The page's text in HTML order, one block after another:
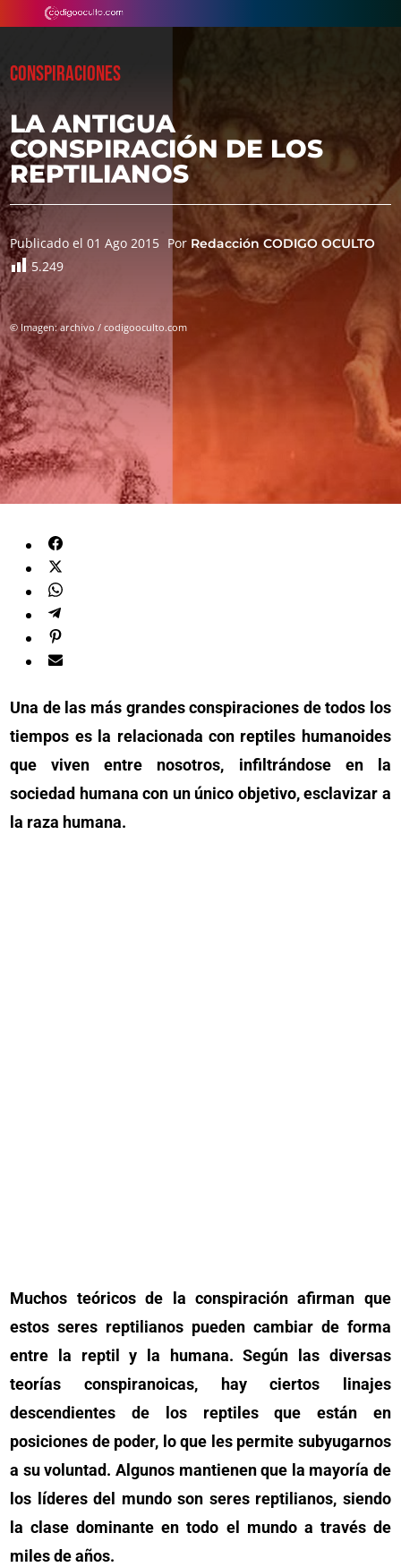
CONSPIRACIONES
LA ANTIGUA
CONSPIRACIÓN DE LOS
REPTILIANOS
Publicado el 01 Ago 2015 Por Redacción CODIGO OCULTO
5.249
© Imagen: archivo / codigooculto.com
Una de las más grandes conspiraciones de todos los
tiempos es la relacionada con reptiles humanoides
que viven entre nosotros, infiltrándose en la
sociedad humana con un único objetivo, esclavizar a
la raza humana.
Muchos teóricos de la conspiración afirman que
estos seres reptilianos pueden cambiar de forma
entre la reptil y la humana. Según las diversas
teorías conspiranoicas, hay ciertos linajes
descendientes de los reptiles que están en
posiciones de poder, lo que les permite subyugarnos
a su voluntad. Algunos mantienen que la mayoría de
los líderes del mundo son seres reptilianos, siendo
la clase dominante en todo el mundo a través de
miles de años.